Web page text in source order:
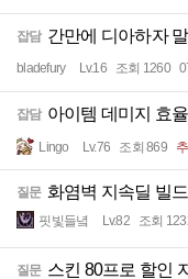
잡담 간만에 디아하자
bladefury Lv.16 조회 1260
잡담 아이템 데미지 효
Lingo Lv.76 조회 869
질문 화염벽 지속딜 빌
핏빛들녘 Lv.82 조회
질문 스킨 80프로 할인